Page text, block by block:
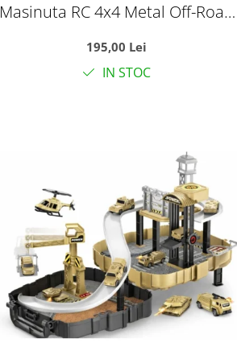
Masinuta RC 4x4 Metal Off-Road
roti crawler, verde, +6 ani
195,00 Lei
IN STOC